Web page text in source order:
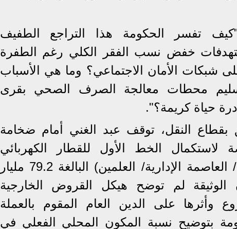
تفسر الحكومة هذا التراجع الطفيف
خفض نسب الفقر الكلي رغم الطفرة
على شبكات الأمان الاجتماعي؟ وما هي الأسباب
تسليم محطات معالجة الصرف الصحي بقرى
حياة كريمة؟".
بقطاع النقل، توقف عبد الغني أمام ضخامة
لاستكمال الخط الأول للقطار الكهربائي
السريع (العين السخنة/ العاصمة الإدارية/ العلمين) البالغة 79.2 مليار
الوثيقة لم توضح هيكل القروض الخارجية
وأثرها على الدين العام المقوم بالعملة
بتوضيح نسبة المكون المحلي الفعلي في